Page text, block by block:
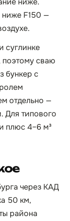
ниже F150 —
суглинке
поэтому сваю
бункер с
отдельно —
Для типового
плюс 4–6 м³
через КАД
50 км,
района